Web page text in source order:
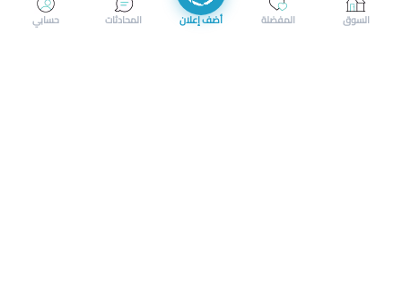
إرسال رسالة إجراء مكالمة
حسابي المحادثات أضف إعلان المفضلة السوق